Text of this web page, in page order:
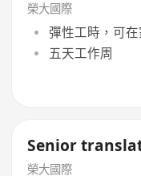
榮大國際
彈性工時，可
五天工作周
Senior
榮大國際